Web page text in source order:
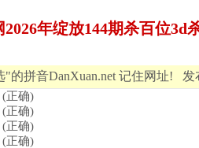
2026年绽放144期杀百位3d
"的拼音DanXuan.net 记住网址! 发
(正确)
(正确)
(正确)
(正确)